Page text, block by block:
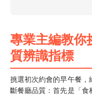
專業主編教你
質辨識指標
挑選初次約會的早午餐，
斷餐廳品質：首先是「